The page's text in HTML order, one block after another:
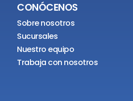
CONÓCENOS
Sobre nosotros
Sucursales
Nuestro equipo
Trabaja con nosotros